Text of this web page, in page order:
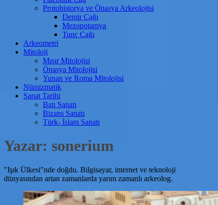
Protohistorya ve Önasya Arkeolojisi
Demir Çağı
Mezopotamya
Tunç Çağı
Arkeometri
Mitoloji
Mısır Mitolojisi
Önasya Mitolojisi
Yunan ve Roma Mitolojisi
Nümizmatik
Sanat Tarihi
Batı Sanatı
Bizans Sanatı
Türk- İslam Sanatı
Yazar: sonerium
"Işık Ülkesi"nde doğdu. Bilgisayar, internet ve teknoloji
dünyasından artan zamanlarda yarım zamanlı arkeolog.